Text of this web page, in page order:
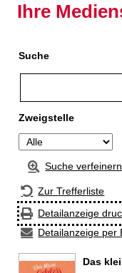
Ihre
Suche
Zweigstelle
Suche
Zur Trefferliste
Detailanzeige
Detailanzeige per
Das